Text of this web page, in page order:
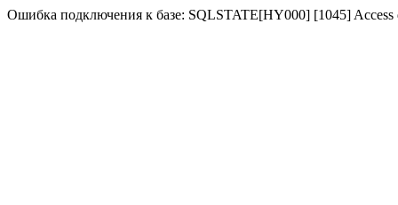
Ошибка подключения к базе: SQLSTATE[HY000] [1045] Access